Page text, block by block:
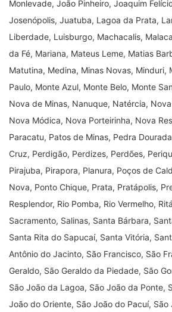
Monlevade, João Pinheiro, Joaquim
Josenópolis, Juatuba, Lagoa da Prata,
Liberdade, Luisburgo, Machacalis,
da Fé, Mariana, Mateus Leme, Matias
Matutina, Medina, Minas Novas, Minduri,
Paulo, Monte Azul, Monte Belo, Monte
Nova de Minas, Nanuque, Natércia,
Nova Módica, Nova Porteirinha, Nova
Paracatu, Patos de Minas, Pedra
Cruz, Perdigão, Perdizes, Perdões,
Pirajuba, Pirapora, Planura, Poços de
Nova, Ponto Chique, Prata, Pratápolis,
Resplendor, Rio Pomba, Rio Vermelho,
Sacramento, Salinas, Santa Bárbara,
Santa Rita do Sapucaí, Santa Vitória,
Antônio do Jacinto, São Francisco, São
Geraldo, São Geraldo da Piedade, São
São João da Lagoa, São João da Ponte,
João do Oriente, São João do Pacuí, São